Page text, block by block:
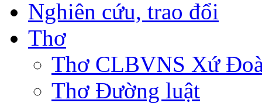
Nghiên cứu, trao đổi
Thơ
Thơ CLBVNS Xứ
Thơ Đường luật